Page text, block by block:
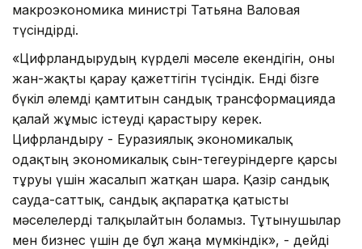
макроэкономика министрі Татьяна Валовая
түсіндірді.
«Цифрландырудың күрделі мәселе екендігін, оны
жан-жақты қарау қажеттігін түсіндік. Енді бізге
бүкіл әлемді қамтитын сандық трансформацияда
қалай жұмыс істеуді қарастыру керек.
Цифрландыру - Еуразиялық экономикалық
одақтың экономикалық сын-тегеуріндерге қарсы
тұруы үшін жасалып жатқан шара. Қазір сандық
сауда-саттық, сандық ақпаратқа қатысты
мәселелерді талқылайтын боламыз. Тұтынушылар
мен бизнес үшін де бұл жаңа мүмкіндік», - дейді